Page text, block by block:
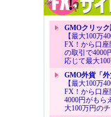
GMOクリック
【最大100万
FX！から口座
の取引で4000
応じて最大
GMO外貨「外
【最大100万
FX！から口
4000円がもら
大100万円の